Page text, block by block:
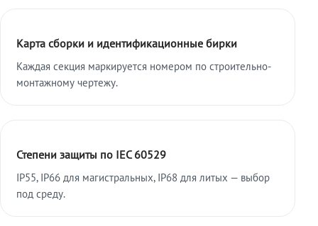
Карта сборки и идентификационные бирки
Каждая секция маркируется номером по строительно-
монтажному чертежу.
Степени защиты по IEC 60529
IP55, IP66 для магистральных, IP68 для литых — выбор
под среду.